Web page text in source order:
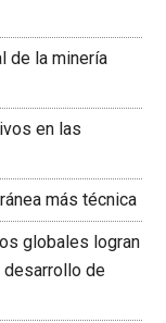
de la minería
en las
más técnica
globales logran
de